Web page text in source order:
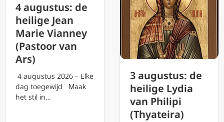
4 augustus: de
heilige Jean
Marie Vianney
(Pastoor van
Ars)
4 augustus 2026 – Elke
dag toegewijd Maak
het stil in…
3 augustus: de
heilige Lydia
van Philipi
(Thyateira)